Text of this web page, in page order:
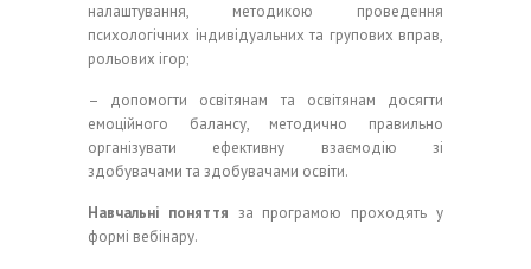
налаштування, методикою проведення
психологічних індивідуальних та групових вправ,
рольових ігор;
– допомогти освітянам та освітянам досягти
емоційного балансу, методично правильно
організувати ефективну взаємодію зі
здобувачами та здобувачами освіти.
Навчальні поняття за програмою проходять у
формі вебінару.